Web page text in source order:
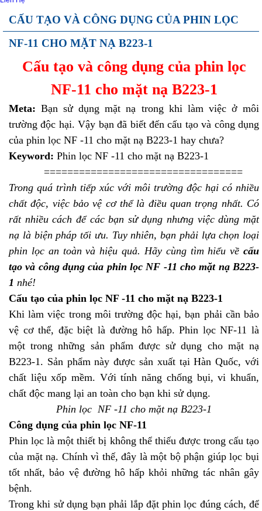
CẤU TẠO VÀ CÔNG DỤNG CỦA PHIN LỌC
NF-11 CHO MẶT NẠ B223-1
Cấu tạo và công dụng của phin lọc
NF-11 cho mặt nạ B223-1
Meta:Bạn sử dụng mặt nạ trong khi làm việc ở môi
trường độc hại. Vậy bạn đã biết đến cấu tạo và công dụng
của phin lọc NF -11 cho mặt nạ B223-1 hay chưa?
Keyword: Phin lọc NF -11 cho mặt nạ B223-1
==================================
Trong quá trình tiếp xúc với môi trường độc hại có nhiều
chất độc, việc bảo vệ cơ thể là điều quan trọng nhất. Có
rất nhiều cách để các bạn sử dụng nhưng việc dùng mặt
nạ là biện pháp tối ưu. Tuy nhiên, bạn phải lựa chọn loại
phin lọc an toàn và hiệu quả. Hãy cùng tìm hiểu về cấu
tạo và công dụng của phin lọc NF -11 cho mặt nạ B223-
1 nhé!
Cấu tạo của phin lọc NF -11 cho mặt nạ B223-1
Khi làm việc trong môi trường độc hại, bạn phải cần bảo
vệ cơ thể, đặc biệt là đường hô hấp. Phin lọc NF-11 là
một trong những sản phẩm được sử dụng cho mặt nạ
B223-1. Sản phẩm này được sản xuất tại Hàn Quốc, với
chất liệu xốp mềm. Với tính năng chống bụi, vi khuẩn,
chất độc mang lại an toàn cho bạn khi sử dụng.
Phin lọc NF -11 cho mặt nạ B223-1
Công dụng của phin lọc NF-11
Phin lọc là một thiết bị không thể thiếu được trong cấu tạo
của mặt nạ. Chính vì thế, đây là một bộ phận giúp lọc bụi
tốt nhất, bảo vệ đường hô hấp khỏi những tác nhân gây
bệnh.
Trong khi sử dụng bạn phải lắp đặt phin lọc đúng cách, để